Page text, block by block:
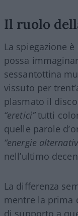
Il ruolo
La spiegazione
possa
sessantottina
vissuto per
plasmato il
“eretici”tutti
quelle parole
“energie
nell’ultimo
La differenza
mentre la prima
di supporto a